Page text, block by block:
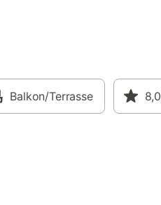
Balkon/Terrasse 8,0